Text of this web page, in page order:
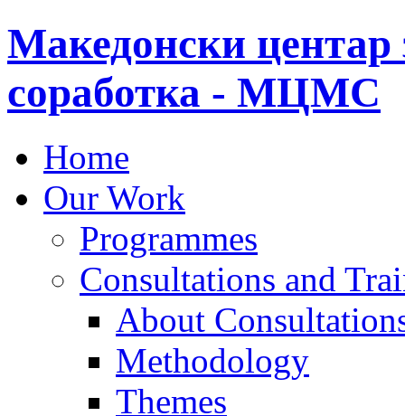
Македонски центар
соработка - МЦМС
Home
Our Work
Programmes
Consultations and
About
Methodology
Themes